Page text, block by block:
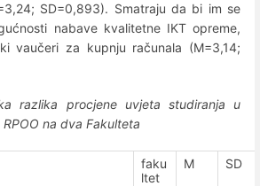
SD=0,893). Smatraju da bi im se
nabave kvalitetne IKT opreme,
vaučeri za kupnju računala (M=3,14;
razlika procjene uvjeta studiranja u
na dva Fakulteta
faku
ltet
M SD